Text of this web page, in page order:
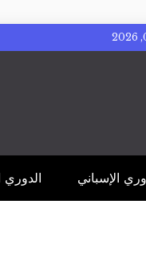
الإسباني الدوري